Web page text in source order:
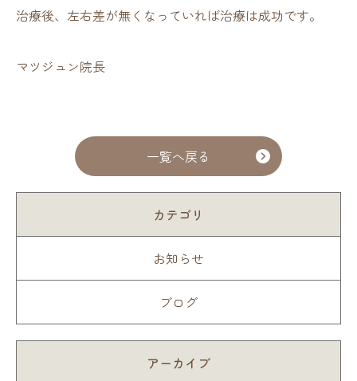
治療後、左右差が無くなっていれば治療は成功です。
マツジュン院長
一覧へ戻る
カテゴリ
お知らせ
ブログ
アーカイブ